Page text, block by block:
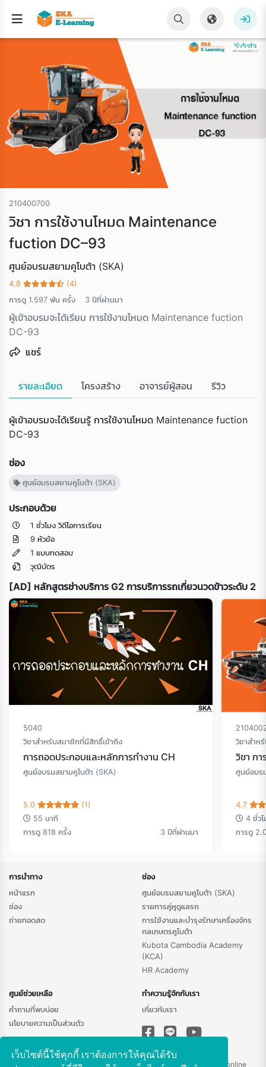
เว็บไซต์นี้ใช้คุกกี้ เราต้องการให้คุณได้รับ
210400700
วิชา การใช้งานโหมด Maintenance
fuction DC–93
ศูนย์อบรมสยามคูโบต้า (SKA)
4.8 (4)
การดู 1.597 พัน ครั้ง 3 ปีที่ผ่านมา
ผู้เข้าอบรมจะได้เรียน การใช้งานโหมด Maintenance fuction
DC-93
แชร์
รายละเอียด โครงสร้าง อาจารย์ผู้สอน รีวิว
ผู้เข้าอบรมจะได้เรียนรู้ การใช้งานโหมด Maintenance fuction
DC-93
ช่อง
ศูนย์อบรมสยามคูโบต้า (SKA)
ประกอบด้วย
1 ชั่วโมง วิดีโอการเรียน
9 หัวข้อ
1 แบบทดสอบ
วุฒิบัตร
[AD] หลักสูตรช่างบริการ G2 การบริการรถเกี่ยวนวดข้าวระดับ 2
5040
วิชาสำหรับสมาชิกที่มีสิทธิ์เข้าถึง
การถอดประกอบและหลักการทำงาน CH
ศูนย์อบรมสยามคูโบต้า (SKA)
5.0
(1)
55 นาที
การดู 818 ครั้ง
3 ปีที่ผ่านมา
วิชาสำห
วิชา ก
ศูนย์อบร
4.7
4 ชั่ว
การดู
การนำทาง
หน้าแรก
ช่อง
ถ่ายทอดสด
ช่อง
ศูนย์อบรมสยามคูโบต้า (SKA)
รายการคู่หูดูแลรถ
การใช้งานและบำรุงรักษาเครื่องจักร
กลเกษตรคูโบต้า
Kubota Cambodia Academy
(KCA)
HR Academy
ศูนย์ช่วยเหลือ
คำถามที่พบบ่อย
นโยบายความเป็นส่วนตัว
ทำความรู้จักกับเรา
เกี่ยวกับเรา
ติดต่อสอบถามข้อมูลเพิ่มเติม - chantima.mi@kubota.com| Line@: skaonline
Loading...